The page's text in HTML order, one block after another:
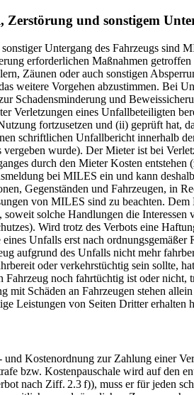
und sonstigem
Untergang des Fahrzeugs sind
erforderlichen Maßnahmen
Zäunen oder auch sonstigen
weitere Vorgehen abzustimmen. Bei
Schadensminderung und
Verletzungen eines Unfallbeteiligten
fortzusetzen und (ii) geprüft hat,
schriftlichen Unfallbericht innerhalb
wurde). Der Mieter ist bei
durch den Mieter Kosten
bei MILES ein und kann
Gegenständen und Fahrzeugen, in
von MILES sind zu beachten. Dem
solche Handlungen die
Wird trotz des Verbots eine
Unfalls erst nach
aufgrund des Unfalls nicht mehr
oder verkehrstüchtig sein sollte,
Fahrzeug noch fahrtüchtig ist oder
mit Schäden an Fahrzeugen stehen
Leistungen von Seiten Dritter
Kostenordnung zur Zahlung einer
bzw. Kostenpauschale wird auf den
nach Ziff. 2.3 f)), muss er für jeden